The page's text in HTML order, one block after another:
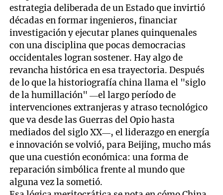
estrategia deliberada de un Estado que invirtió
décadas en formar ingenieros, financiar
investigación y ejecutar planes quinquenales
con una disciplina que pocas democracias
occidentales logran sostener. Hay algo de
revancha histórica en esa trayectoria. Después
de lo que la historiografía china llama el "siglo
de la humillación" —el largo período de
intervenciones extranjeras y atraso tecnológico
que va desde las Guerras del Opio hasta
mediados del siglo XX—, el liderazgo en energía
e innovación se volvió, para Beijing, mucho más
que una cuestión económica: una forma de
reparación simbólica frente al mundo que
alguna vez la sometió.